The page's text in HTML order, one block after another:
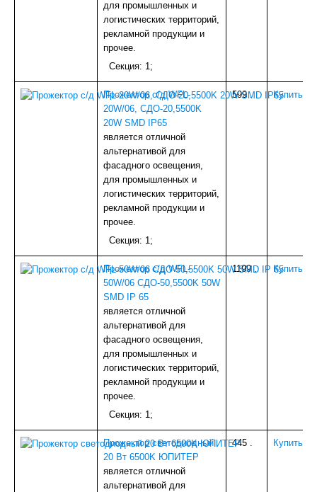
ВОДОСТОЧКА ПЛАСТИК
ТЕПЛИЦЫ,ПАРНИКИ
НАПОЛЬНЫЙ ОТДЕЛОЧНЫЙ МАТЕРИАЛ
ВОДОСТОЧКА ОЦИНК.
ПОТОЛОЧНОЕ ПВХ (плинтуса,уголки)
КРОВЛЯ и КОМПЛЕКТУЮЩИЕ
ПЛИТКА ТРОТУАРНАЯ
СПЕЦОДЕЖДА и СИЗ
ПЛЕНКА С/КЛ
ГРУНТОВКА, БЕТОНКОНТАКТ, МАСТИКА
ЭЛЕКТРИКА
ИНСТРУМЕНТ
ПОТОЛОЧНОЕ ПВХ (ПЛИТКА,РОЗЕТКИ,УГ.ЭЛ)
АЛЮМИНИЙ
НАПОЛЬНОЕ (ПОРОГИ)
УПЛОТНИТЕЛИ,УТЕПЛИТЕЛИ
МОЗАИКА,ФАРТУКИ
ГЕРМЕТИКИ
СКОТЧИ,ЛЕНТЫ КЛЕЯЩИЕ
МАСЛА, СМАЗКИ
ВЕНТИЛЯЦИЯ
Мебельная отделка
МЕТАЛЛОРУКАВА
ПЛИТКА-КАФЕЛЬ
для промышленных и
логистических территорий,
рекламной продукции и
прочее.
Секция: 1;
Прожектор с/д WFL-
20W/06, СДО-20,5500K
20W SMD IP65
является отличной
альтернативой для
фасадного освещения,
для промышленных и
логистических территорий,
рекламной продукции и
прочее.
Секция: 1;
599 . Купить
Прожектор с/д WFL-
50W/06 СДО-50,5500K 50W
SMD IP 65
является отличной
альтернативой для
фасадного освещения,
для промышленных и
логистических территорий,
рекламной продукции и
прочее.
Секция: 1;
1199 . Купить
Прожектор светодиодный
20 Вт 6500K ЮПИТЕР
является отличной
альтернативой для
445 . Купить